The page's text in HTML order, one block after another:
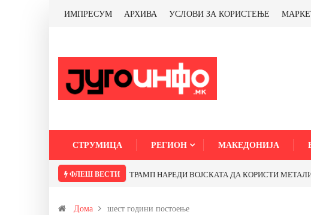
ИМПРЕСУМ АРХИВА УСЛОВИ ЗА КОРИСТЕЊЕ
СТРУМИЦА РЕГИОН МАКЕДОНИЈА
ФЛЕШ ВЕСТИ ТРАМП НАРЕДИ ВОЈСКАТА ДА КОРИСТИ МЕТАЛИ
Дома шест години постоење